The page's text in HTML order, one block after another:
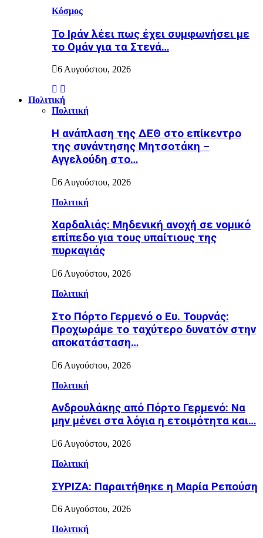
Κόσμος
Το Ιράν λέει πως έχει συμφωνήσει με
το Ομάν για τα Στενά…
6 Αυγούστου, 2026
Πολιτική
Πολιτική
Η ανάπλαση της ΔΕΘ στο επίκεντρο
της συνάντησης Μητσοτάκη –
Αγγελούδη στο…
6 Αυγούστου, 2026
Πολιτική
Χαρδαλιάς: Μηδενική ανοχή σε νομικό
επίπεδο για τους υπαίτιους της
πυρκαγιάς
6 Αυγούστου, 2026
Πολιτική
Στο Πόρτο Γερμενό ο Ευ. Τουρνάς:
Προχωράμε το ταχύτερο δυνατόν στην
αποκατάσταση…
6 Αυγούστου, 2026
Πολιτική
Ανδρουλάκης από Πόρτο Γερμενό: Να
μην μένει στα λόγια η ετοιμότητα και…
6 Αυγούστου, 2026
Πολιτική
ΣΥΡΙΖΑ: Παραιτήθηκε η Μαρία Ρεπούση
6 Αυγούστου, 2026
Πολιτική